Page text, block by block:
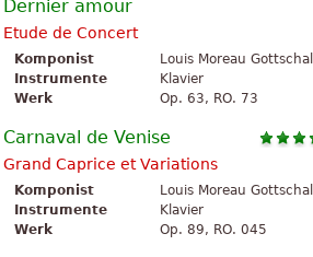
Dernier amour
Etude de Concert
Komponist
Louis Moreau
Instrumente
Klavier
Werk
Op. 63, RO. 73
Carnaval de Venise
Grand Caprice et Variations
Komponist
Louis Moreau
Instrumente
Klavier
Werk
Op. 89, RO. 045